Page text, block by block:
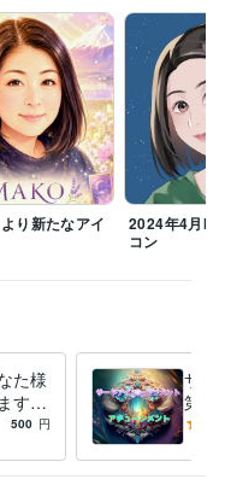
ないまま48時間で、正式な
｡*♡
く自分らしく日々一生懸
ます。】
。】
・アチュンーメントに入り
り新たなアイ
2024年4月
コン
た様
す
覚☆
500 円
サー
第三
能力